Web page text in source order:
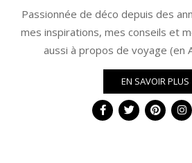
Passionnée de déco depuis des
mes inspirations, mes conseils et
aussi à propos de voyage (en
EN SAVOIR PLUS